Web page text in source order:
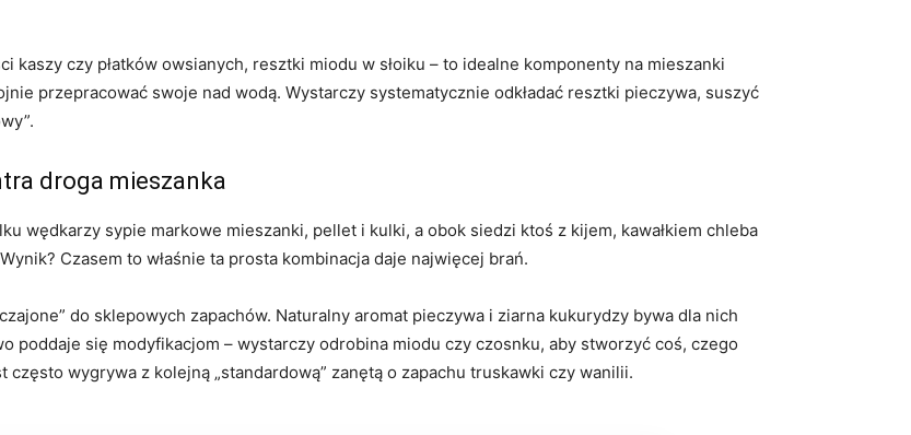
kaszy czy płatków owsianych, resztki miodu w słoiku – to idealne komponenty na mieszanki
przepracować swoje nad wodą. Wystarczy systematycznie odkładać resztki pieczywa, suszyć
droga mieszanka
wędkarzy sypie markowe mieszanki, pellet i kulki, a obok siedzi ktoś z kijem, kawałkiem chleba
Czasem to właśnie ta prosta kombinacja daje najwięcej brań.
do sklepowych zapachów. Naturalny aromat pieczywa i ziarna kukurydzy bywa dla nich
poddaje się modyfikacjom – wystarczy odrobina miodu czy czosnku, aby stworzyć coś, czego
często wygrywa z kolejną „standardową” zanętą o zapachu truskawki czy wanilii.